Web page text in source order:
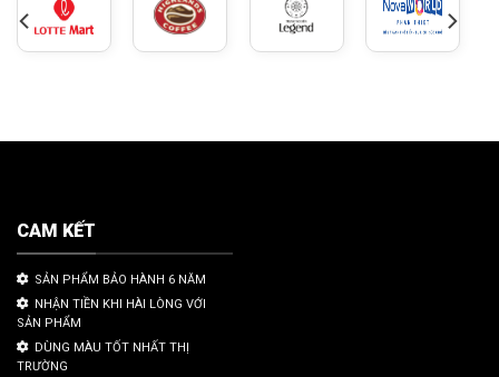
CAM KẾT
SẢN PHẨM BẢO HÀNH 6 NĂM
NHẬN TIỀN KHI HÀI LÒNG VỚI
SẢN PHẨM
DÙNG MÀU TỐT NHẤT THỊ
TRƯỜNG